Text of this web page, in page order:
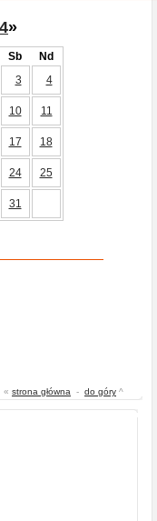
»
Sb
Nd
3 4
10 11
17 18
24 25
31
« strona główna - do góry ^